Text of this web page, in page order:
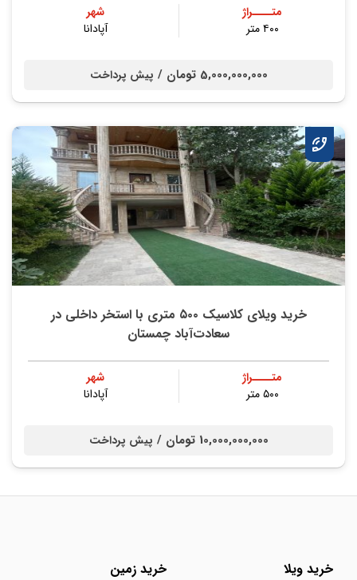
متــــراژ
۴۰۰ متر
شهر
آپادانا
5,000,000,000 تومان / پیش پرداخت
خرید ویلای کلاسیک ۵۰۰ متری با استخر داخلی در
سعادت‌آباد چمستان
متــــراژ
۵۰۰ متر
شهر
آپادانا
10,000,000,000 تومان / پیش پرداخت
خرید ویلا خرید زمین